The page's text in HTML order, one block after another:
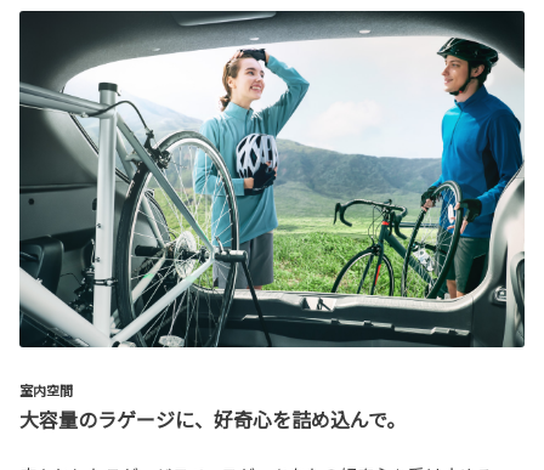
室内空間
大容量のラゲージに、好奇心を詰め込んで。